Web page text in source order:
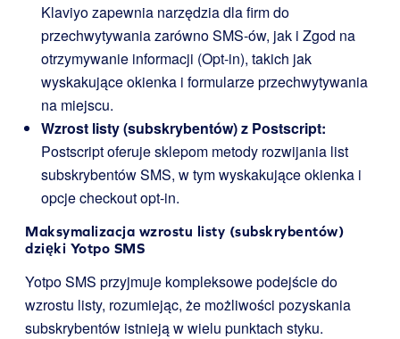
Klaviyo zapewnia narzędzia dla firm do
przechwytywania zarówno SMS-ów, jak i Zgod na
otrzymywanie informacji (Opt-in), takich jak
wyskakujące okienka i formularze przechwytywania
na miejscu.
Wzrost listy (subskrybentów) z Postscript:
Postscript oferuje sklepom metody rozwijania list
subskrybentów SMS, w tym wyskakujące okienka i
opcje checkout opt-in.
Maksymalizacja wzrostu listy (subskrybentów)
dzięki Yotpo SMS
Yotpo SMS przyjmuje kompleksowe podejście do
wzrostu listy, rozumiejąc, że możliwości pozyskania
subskrybentów istnieją w wielu punktach styku.